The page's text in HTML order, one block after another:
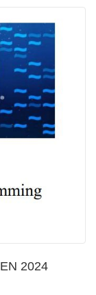
2024